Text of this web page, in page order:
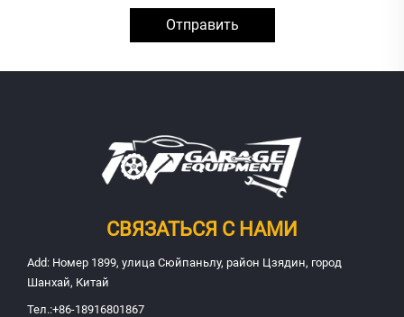
Отправить
СВЯЗАТЬСЯ С НАМИ
Add: Номер 1899, улица Сюйпаньлу, район Цзядин, город
Шанхай, Китай
Тел.:+86-18916801867